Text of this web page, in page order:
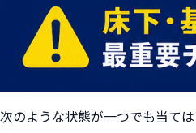
次のような状態が一つでも当て